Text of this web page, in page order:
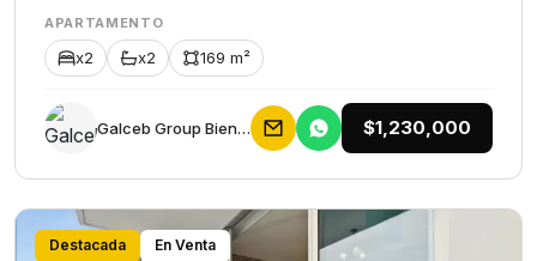
APARTAMENTO
x2 x2 169 m²
Galceb Group Bienes Raices $1,230,000
Destacada En Venta